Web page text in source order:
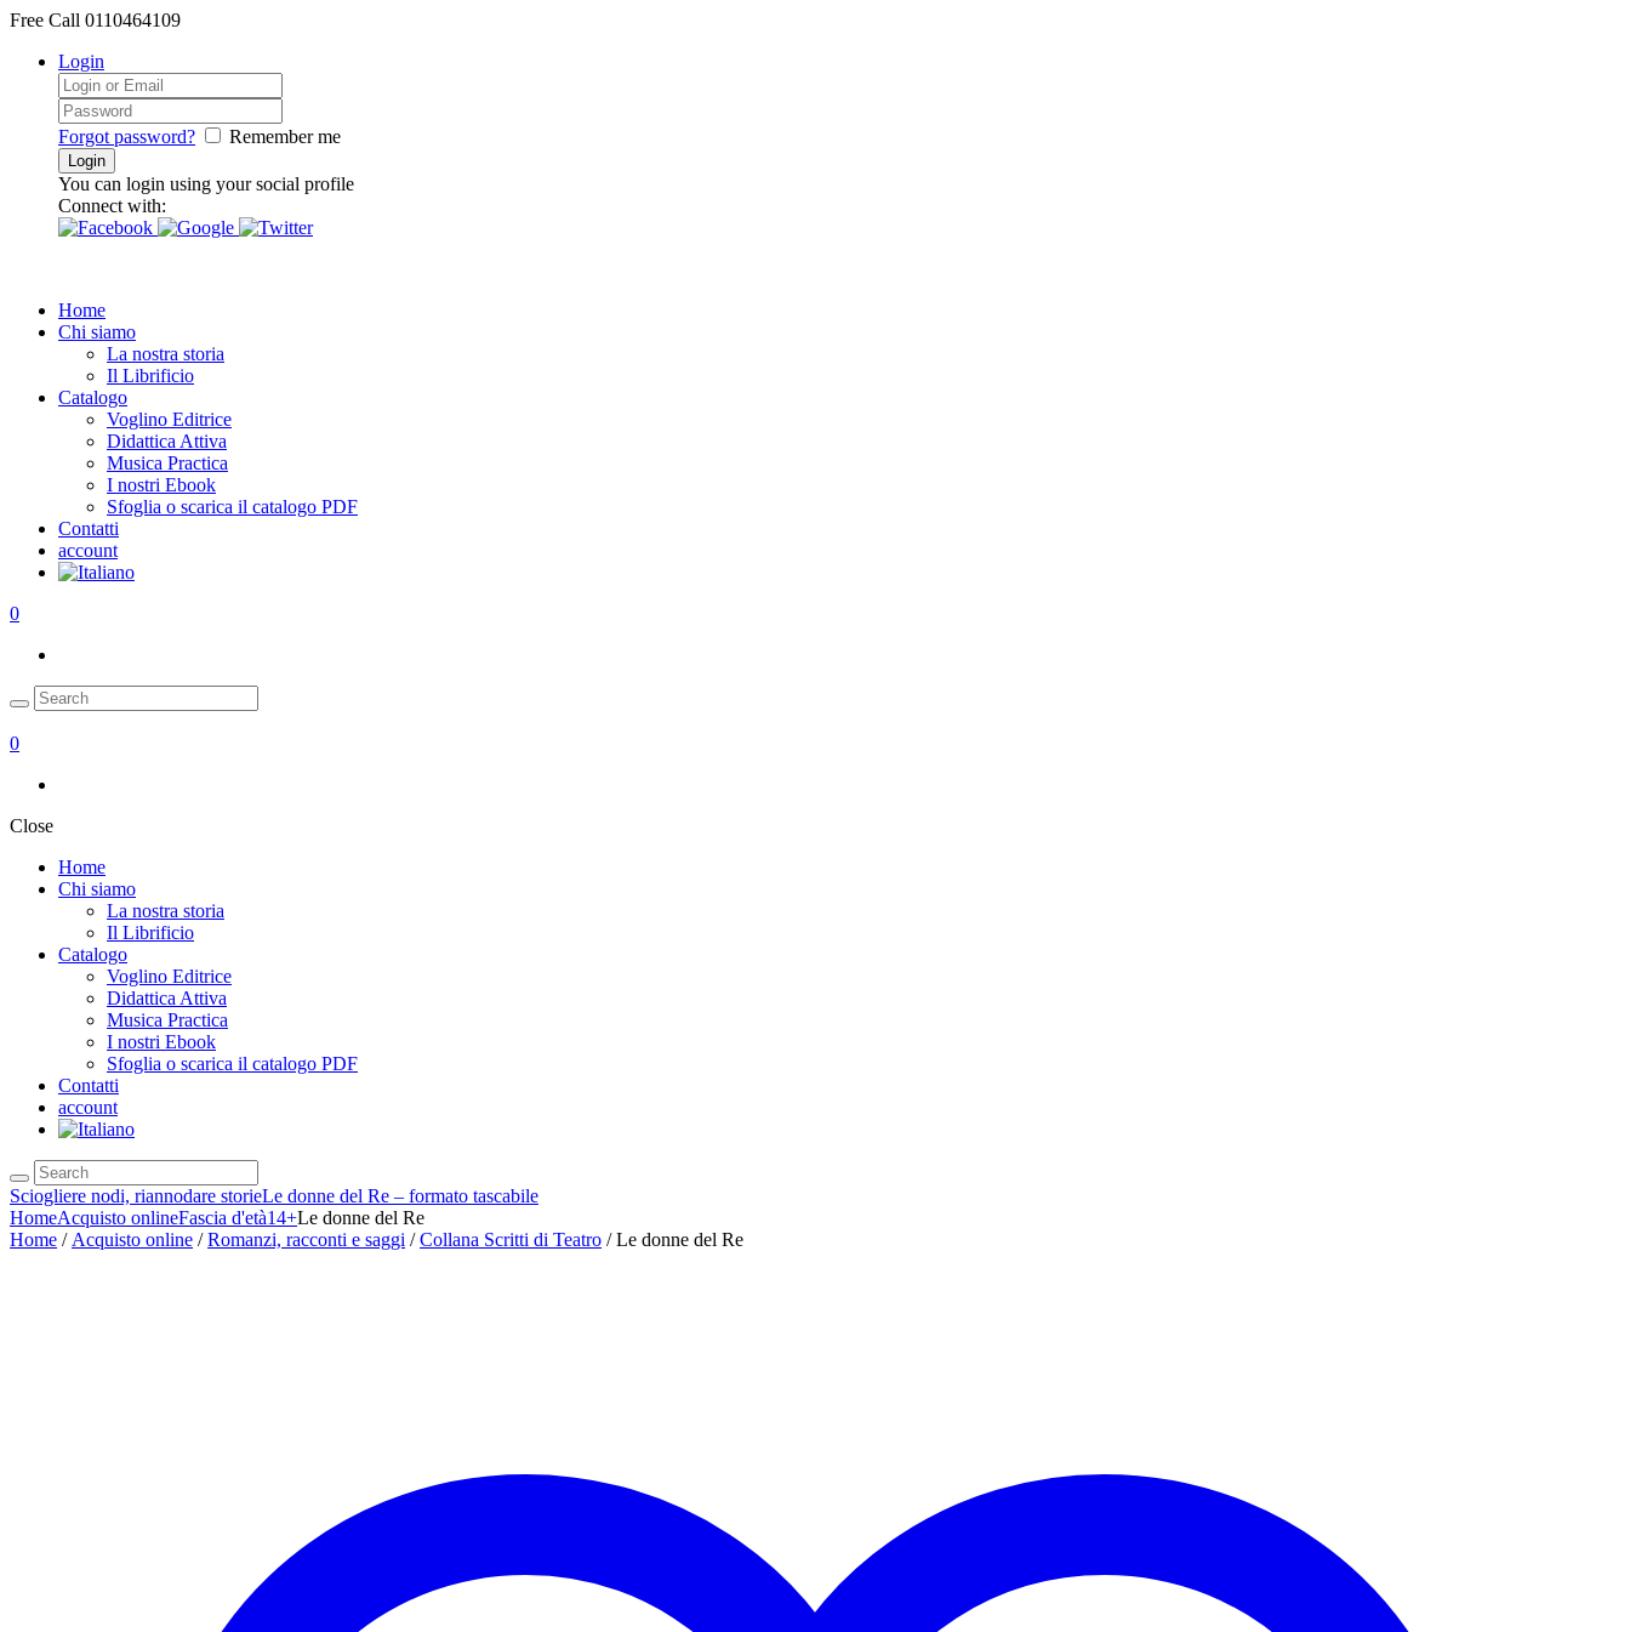
Free Call 0110464109
Login
Forgot password? Remember me
You can login using your social profile
Connect with:
Home
Chi siamo
La nostra storia
Il Librificio
Catalogo
Voglino Editrice
Didattica Attiva
Musica Practica
I nostri Ebook
Sfoglia o scarica il catalogo PDF
Contatti
account
0
0
Close
Home
Chi siamo
La nostra storia
Il Librificio
Catalogo
Voglino Editrice
Didattica Attiva
Musica Practica
I nostri Ebook
Sfoglia o scarica il catalogo PDF
Contatti
account
Sciogliere nodi, riannodare storieLe donne del Re – formato tascabile
HomeAcquisto onlineFascia d'età14+Le donne del Re
Home / Acquisto online /Romanzi, racconti e saggi /Collana Scritti di Teatro / Le donne del Re